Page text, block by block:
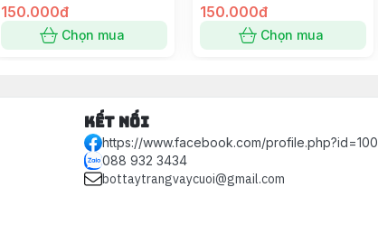
150.000đ
Chọn mua
150.000đ
Chọn mua
Kết nối
https://www.facebook.com/
088 932 3434
bottaytrangvaycuoi@gmail.com